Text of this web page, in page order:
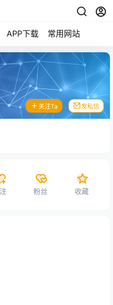
APP下载 常用网站
关注Ta 发私信
粉丝 收藏